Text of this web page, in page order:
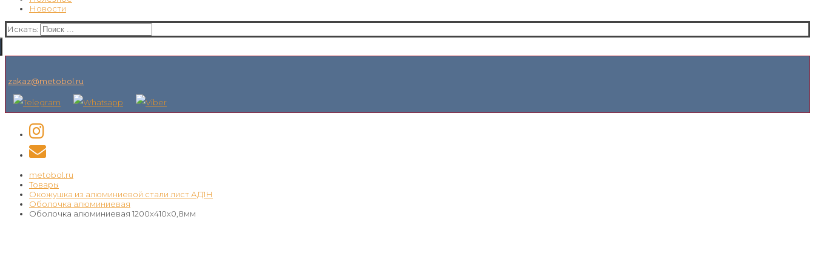
Новости
Искать:
zakaz@metobol.ru
metobol.ru
Товары
Окожушка из алюминиевой стали лист АД1Н
Оболочка алюминиевая
Оболочка алюминиевая 1200х410х0,8мм